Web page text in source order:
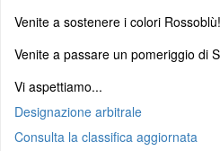
Venite a sostenere i colori Rossoblù!
Venite a passare un pomeriggio di
Vi aspettiamo...
Designazione arbitrale
Consulta la classifica aggiornata